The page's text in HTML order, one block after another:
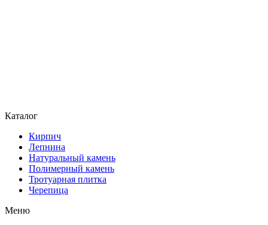
Каталог
Кирпич
Лепнина
Натуральный камень
Полимерный камень
Тротуарная плитка
Черепица
Меню